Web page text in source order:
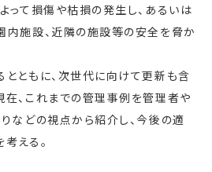
って損傷や枯損の発生し、あるいは
施設、近隣の施設等の安全を脅か
ともに、次世代に向けて更新も含
、これまでの管理事例を管理者や
などの視点から紹介し、今後の適
える。